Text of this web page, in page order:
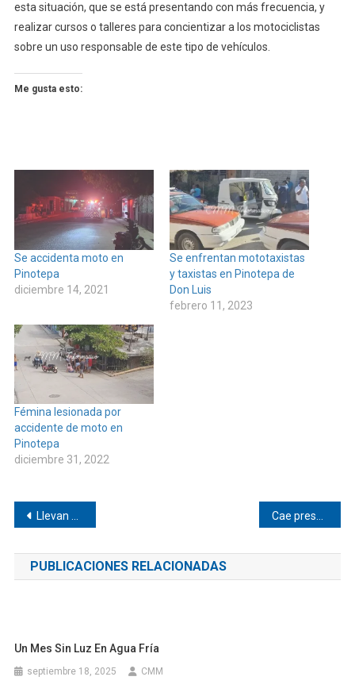
esta situación, que se está presentando con más frecuencia, y
realizar cursos o talleres para concientizar a los motociclistas
sobre un uso responsable de este tipo de vehículos.
Me gusta esto:
Se accidenta moto en
Pinotepa
diciembre 14, 2021
Se enfrentan mototaxistas
y taxistas en Pinotepa de
Don Luis
febrero 11, 2023
Fémina lesionada por
accidente de moto en
Pinotepa
diciembre 31, 2022
Navegación
de
entradas
Llevan apoyos a Corralero Cae presunto líder criminal en Jamiltepec
PUBLICACIONES RELACIONADAS
Un Mes Sin Luz En Agua Fría
septiembre 18, 2025 CMM